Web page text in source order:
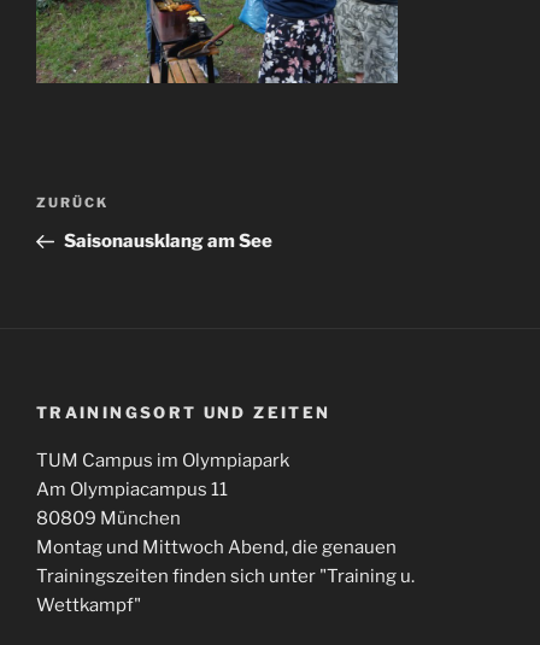
Beitragsnavigation
Vorheriger
Beitrag
ZURÜCK
Saisonausklang am See
TRAININGSORT UND ZEITEN
TUM Campus im Olympiapark
Am Olympiacampus 11
80809 München
Montag und Mittwoch Abend, die genauen
Trainingszeiten finden sich unter "Training u.
Wettkampf"